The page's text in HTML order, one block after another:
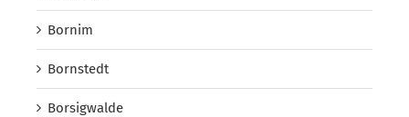
Bornim
Bornstedt
Borsigwalde